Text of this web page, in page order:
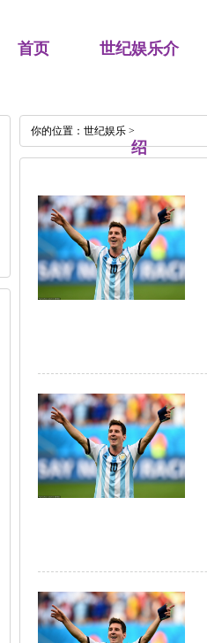
首页 世纪娱乐介
绍
你的位置： 世纪娱乐 >